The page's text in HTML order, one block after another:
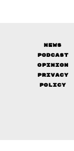
News
Podcast
Opinion
Privacy
Policy